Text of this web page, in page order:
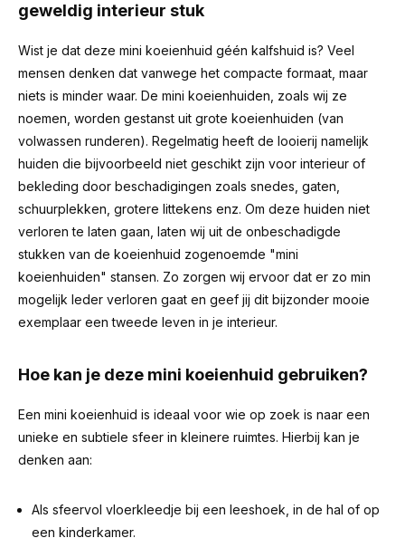
geweldig interieur stuk
Wist je dat deze mini koeienhuid géén kalfshuid is? Veel
mensen denken dat vanwege het compacte formaat, maar
niets is minder waar. De mini koeienhuiden, zoals wij ze
noemen, worden gestanst uit grote koeienhuiden (van
volwassen runderen). Regelmatig heeft de looierij namelijk
huiden die bijvoorbeeld niet geschikt zijn voor interieur of
bekleding door beschadigingen zoals snedes, gaten,
schuurplekken, grotere littekens enz. Om deze huiden niet
verloren te laten gaan, laten wij uit de onbeschadigde
stukken van de koeienhuid zogenoemde "mini
koeienhuiden" stansen. Zo zorgen wij ervoor dat er zo min
mogelijk leder verloren gaat en geef jij dit bijzonder mooie
exemplaar een tweede leven in je interieur.
Hoe kan je deze mini koeienhuid gebruiken?
Een mini koeienhuid is ideaal voor wie op zoek is naar een
unieke en subtiele sfeer in kleinere ruimtes. Hierbij kan je
denken aan:
Als sfeervol vloerkleedje bij een leeshoek, in de hal of op
een kinderkamer.